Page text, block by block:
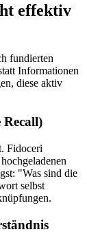
effektiv
fundierten
Informationen
diese aktiv
Fidoceri
"Was sind die
selbst